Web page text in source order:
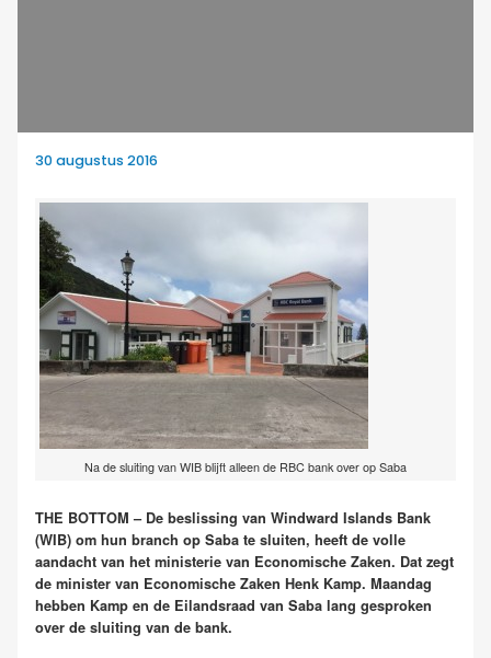
30 augustus 2016
Na de sluiting van WIB blijft alleen de RBC bank over op Saba
THE BOTTOM – De beslissing van Windward Islands Bank
(WIB) om hun branch op Saba te sluiten, heeft de volle
aandacht van het ministerie van Economische Zaken. Dat zegt
de minister van Economische Zaken Henk Kamp. Maandag
hebben Kamp en de Eilandsraad van Saba lang gesproken
over de sluiting van de bank.